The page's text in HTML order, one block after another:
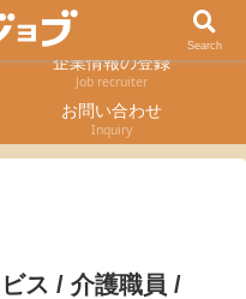
採用エントリー
企業情報の登録
Job recruiter
お問い合わせ
Inquiry
ス / 介護職員 /
Search